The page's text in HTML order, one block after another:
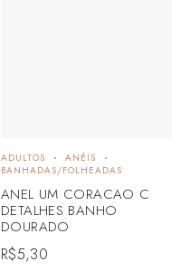
ADULTOS
ANÉIS
BANHADAS/FOLHEADAS
ANEL UM CORACAO C
DETALHES BANHO
DOURADO
R$5,30